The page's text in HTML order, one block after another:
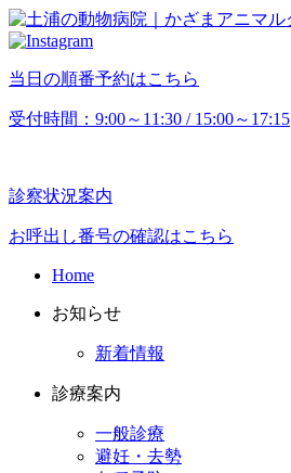
当日の順番予約はこちら
受付時間：9:00～11:30 / 15:00～17:15
診察状況案内
お呼出し番号の確認はこちら
Home
お知らせ
新着情報
診療案内
一般診療
避妊・去勢